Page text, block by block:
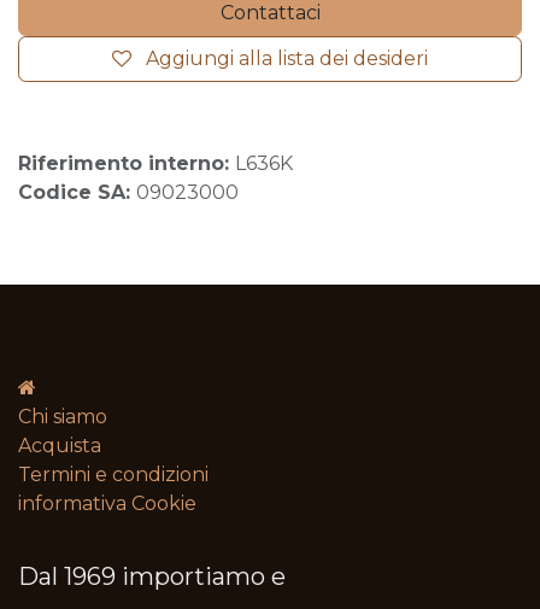
Contattaci
Aggiungi alla lista dei desideri
Riferimento interno: L636K
Codice SA: 09023000
Chi siamo
Acquista
Termini e condizioni​
informativa Cookie
Dal 1969 importiamo e